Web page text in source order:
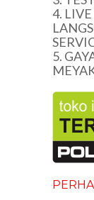
4.
5.